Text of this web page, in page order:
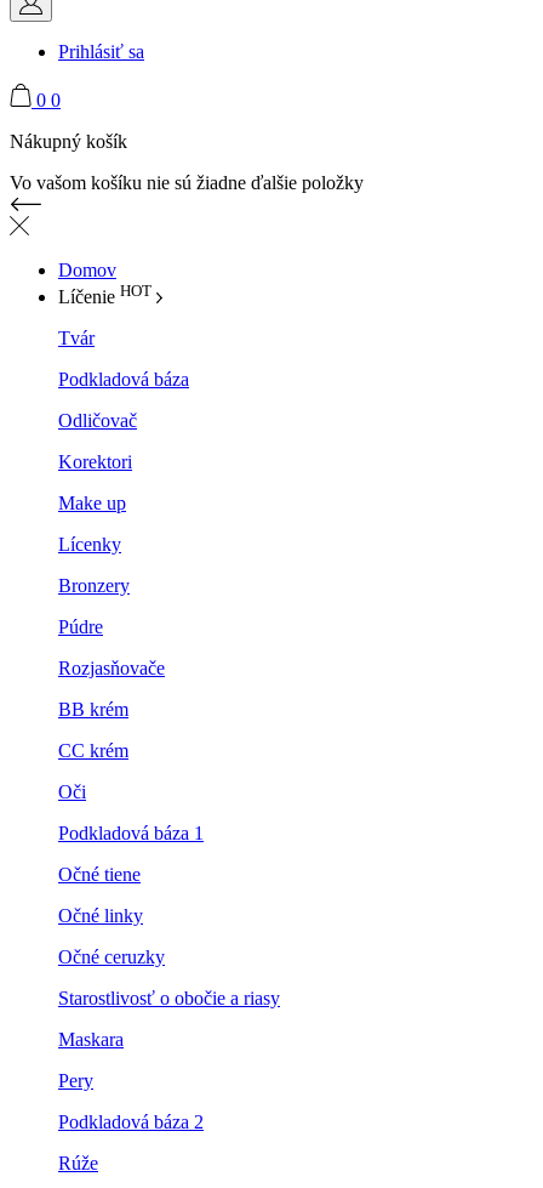
Prihlásiť sa
0 0
Nákupný košík
Vo vašom košíku nie sú žiadne ďalšie položky
Domov
Líčenie HOT
Tvár
Podkladová báza
Odličovač
Korektori
Make up
Lícenky
Bronzery
Púdre
Rozjasňovače
BB krém
CC krém
Oči
Podkladová báza 1
Očné tiene
Očné linky
Očné ceruzky
Starostlivosť o obočie a riasy
Maskara
Pery
Podkladová báza 2
Rúže